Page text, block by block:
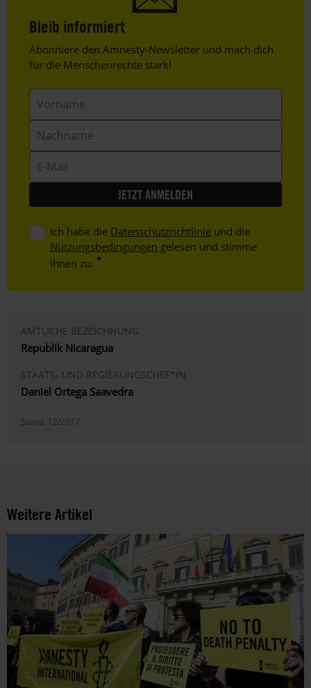
Bleib informiert
Header
Text
Abonniere den Amnesty-Newsletter und mach dich
für die Menschenrechte stark!
Mail
Ich habe die Datenschutzrichtlinie und die
Nutzungsbedingungen gelesen und stimme
ihnen zu.
AMTLICHE BEZEICHNUNG
Republik Nicaragua
STAATS- UND REGIERUNGSCHEF*IN
Daniel Ortega Saavedra
Stand: 12/2017
Weitere Artikel